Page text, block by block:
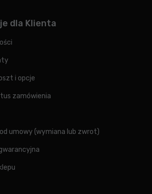
dla Klienta
i opcje
zamówienia
umowy (wymiana lub zwrot)